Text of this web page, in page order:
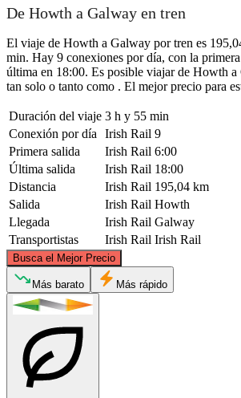
De Howth a Galway en tren
El viaje de Howth a Galway por tren es
min. Hay 9 conexiones por día, con la
última en 18:00. Es posible viajar de Howth
tan solo o tanto como . El mejor precio para
Duración del viaje 3 h y 55 min
Conexión por día
Irish Rail 9
Primera salida
Irish Rail 6:00
Última salida
Irish Rail 18:00
Distancia
Irish Rail 195,04 km
Salida
Irish Rail Howth
Llegada
Irish Rail Galway
Transportistas
Irish Rail Irish Rail
Busca el Mejor Precio
Galway
©CARTO
Más barato Más rápido